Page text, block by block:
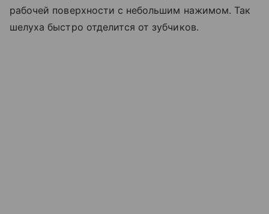
рабочей поверхности с небольшим нажимом. Так
шелуха быстро отделится от зубчиков.